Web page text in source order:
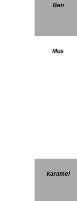
Ben
Mus
karamel